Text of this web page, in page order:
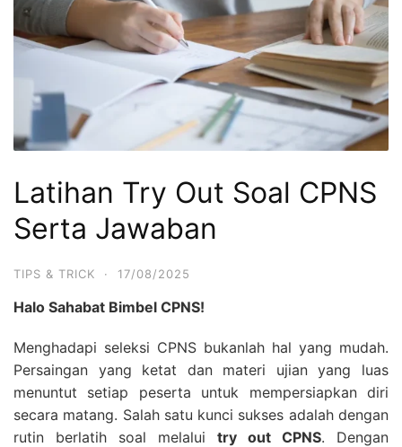
Latihan Try Out Soal CPNS
Serta Jawaban
TIPS & TRICK · 17/08/2025
Halo Sahabat Bimbel CPNS!
Menghadapi seleksi CPNS bukanlah hal yang mudah.
Persaingan yang ketat dan materi ujian yang luas
menuntut setiap peserta untuk mempersiapkan diri
secara matang. Salah satu kunci sukses adalah dengan
rutin berlatih soal melalui try out CPNS. Dengan